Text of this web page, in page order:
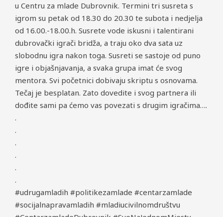
u Centru za mlade Dubrovnik. Termini tri susreta s
igrom su petak od 18.30 do 20.30 te subota i nedjelja
od 16.00.-18.00.h. Susrete vode iskusni i talentirani
dubrovački igrači bridža, a traju oko dva sata uz
slobodnu igra nakon toga. Susreti se sastoje od puno
igre i objašnjavanja, a svaka grupa imat će svog
mentora. Svi početnici dobivaju skriptu s osnovama.
Tečaj je besplatan. Zato dovedite i svog partnera ili
dođite sami pa ćemo vas povezati s drugim igračima….
.
.
.
.
.
.
#udrugamladih #politikezamlade #centarzamlade
#socijalnapravamladih #mladiucivilnomdruštvu